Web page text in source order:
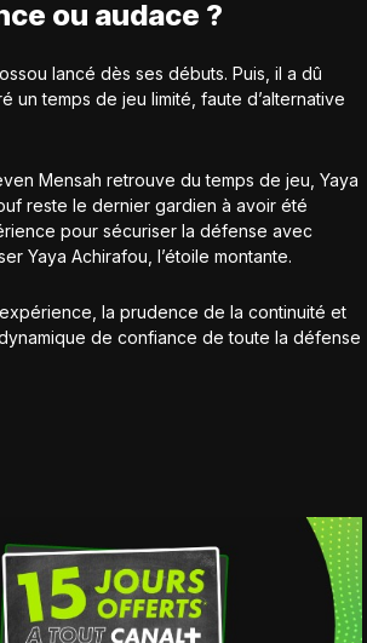
ou audace ?
lancé dès ses débuts. Puis, il a dû
un temps de jeu limité, faute d’alternative
Mensah retrouve du temps de jeu, Yaya
reste le dernier gardien à avoir été
pour sécuriser la défense avec
Yaya Achirafou, l’étoile montante.
la prudence de la continuité et
de confiance de toute la défense